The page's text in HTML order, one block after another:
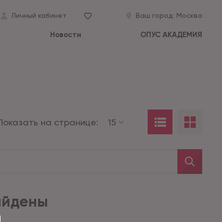
Личный кабинет Ваш город: Москва
Новости ОПУС АКАДЕМИЯ
на странице: 15